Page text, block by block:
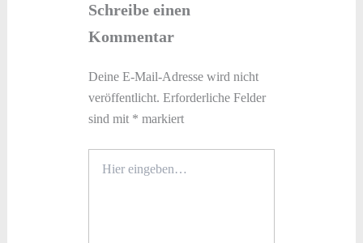
Schreibe einen
Kommentar
Deine E-Mail-Adresse wird nicht
veröffentlicht. Erforderliche Felder
sind mit * markiert
eingeben…